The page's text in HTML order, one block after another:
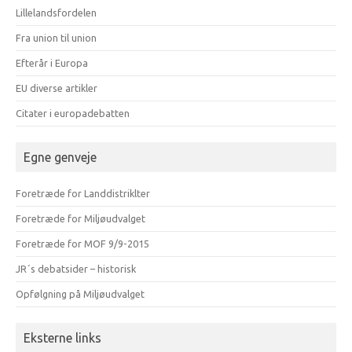
Lillelandsfordelen
Fra union til union
Efterår i Europa
EU diverse artikler
Citater i europadebatten
Egne genveje
Foretræde for Landdistriklter
Foretræde for Miljøudvalget
Foretræde for MOF 9/9-2015
JR´s debatsider – historisk
Opfølgning på Miljøudvalget
Eksterne links